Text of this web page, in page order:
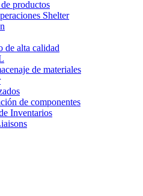
productos
Shelter
de alta calidad
de materiales
de componentes
Inventarios